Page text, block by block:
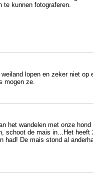
kunnen fotograferen.
lopen en zeker niet op
mogen ze.
het wandelen met onze hond
schoot de mais in...Het heeft
had! De mais stond al